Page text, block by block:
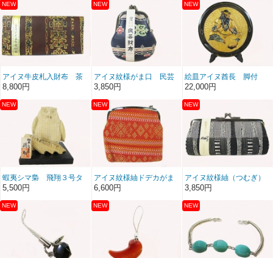
アイヌ牛皮札入財布 茶
8,800円
アイヌ紋様がま口 民芸
財布 本革本染
3,850円
絵皿アイヌ酋長 脚付
22,000円
蝦夷シマ梟 飛翔３号タ
モ
5,500円
アイヌ紋様紬ドデカがま
口
6,600円
アイヌ紋様紬（つむぎ）
がま口長角グレー
3,850円